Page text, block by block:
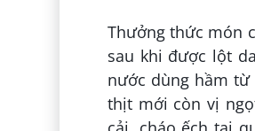
Thưởng thức món
sau khi được lột
nước dùng hầm
thịt mới còn vị